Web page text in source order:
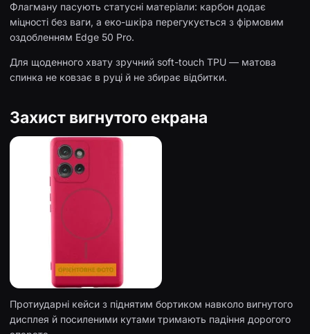
Флагману пасують статусні матеріали: карбон додає
міцності без ваги, а еко-шкіра перегукується з фірмовим
оздобленням Edge 50 Pro.
Для щоденного хвату зручний soft-touch TPU — матова
спинка не ковзає в руці й не збирає відбитки.
Захист вигнутого екрана
Протиударні кейси з піднятим бортиком навколо вигнутого
дисплея й посиленими кутами тримають падіння дорогого